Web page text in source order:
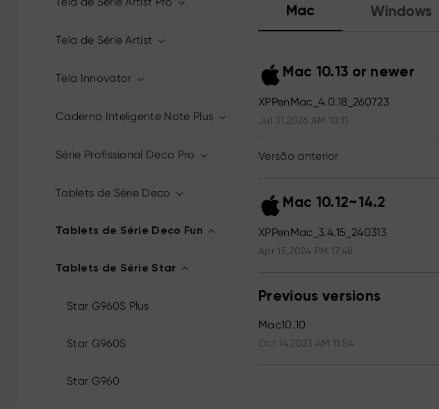
Tela de Série Artist
Tela Innovator
Caderno Inteligente Note Plus
Série Profissional Deco Pro
Tablets de Série Deco
Tablets de Série Deco Fun
Tablets de Série Star
Star G960S Plus
Star G960S
Star G960
Mac Windows
Mac 10.13 or newer
XPPenMac_4.0.18_260723
Jul 31,2026 AM 10:11
Versão anterior
Mac 10.12~14.2
XPPenMac_3.4.15_240313
Apr 15,2024 PM 17:48
Previous versions
Mac10.10
Oct 14,2023 AM 11:54